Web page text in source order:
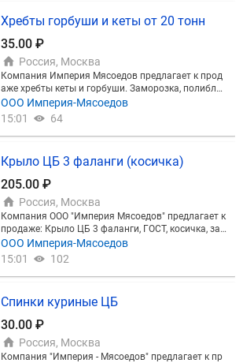
Хребты горбуши и кеты от 20 тонн
35.00 ₽
Россия, Москва
Компания Империя Мясоедов предлагает к прод
аже хребты кеты и горбуши. Заморозка, полибло
к. Хребты/плавники в соотношении 70/30 в обще
м объеме в 20 тонных. Под накопление, срок нако
вывоз с Свердловской обл.
ООО Империя-Мясоедов
15:01
64
Крыло ЦБ 3 фаланги (косичка)
205.00 ₽
Россия, Москва
Компания ООО "Империя Мясоедов" предлагает к
продаже: Крыло ЦБ 3 фаланги, ГОСТ, косичка, зам
орозка. Фасовка в коробках по 12 кг. Цена 205 ру
б. Самовывоз со склада в Москве.
ООО Империя-Мясоедов
15:01
102
Спинки куриные ЦБ
30.00 ₽
Россия, Москва
Компания "Империя - Мясоедов" предлагает к пр